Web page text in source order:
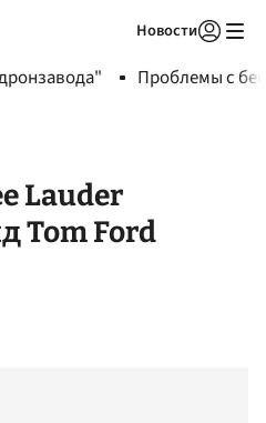
Новости
Проблемы с
Lauder
Tom Ford